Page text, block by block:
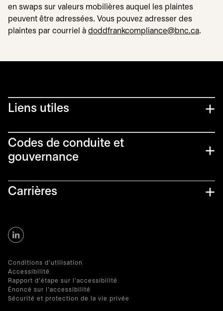
en swaps sur valeurs mobilières auquel les plaintes
peuvent être adressées. Vous pouvez adresser des
plaintes par courriel à doddfrankcompliance@bnc.ca.
Liens utiles​
Codes de conduite et
gouvernance
Carrières
Conditions d'utilisation
Accessibilité
Rapport d'étape sur l'accessibilité
Énoncé sur l'accessibilité
Sécurité et protection de la vie privée